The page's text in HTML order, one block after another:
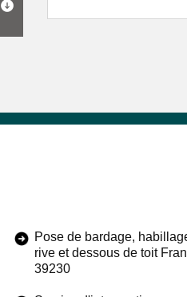
Pose de bardage,
rive et dessous de toit
39230